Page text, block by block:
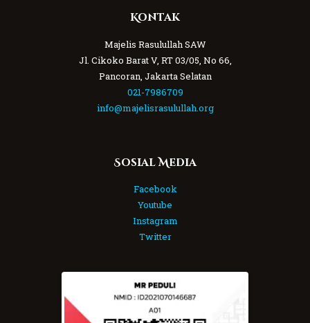
Kontak
Majelis Rasulullah SAW
Jl. Cikoko Barat V, RT 03/05, No 66,
Pancoran, Jakarta Selatan
021-7986709
info@majelisrasulullah.org
Sosial Media
Facebook
Youtube
Instagram
Twitter